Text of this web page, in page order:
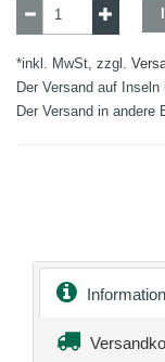
*inkl. MwSt, zzgl.
Der Versand auf
Der Versand in andere